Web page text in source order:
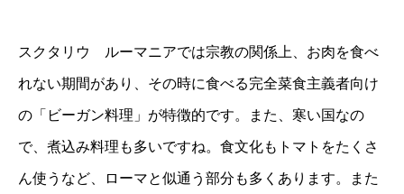
スクタリウ ルーマニアでは宗教の関係上、お肉を食べ
れない期間があり、その時に食べる完全菜食主義者向け
の「ビーガン料理」が特徴的です。また、寒い国なの
で、煮込み料理も多いですね。食文化もトマトをたくさ
ん使うなど、ローマと似通う部分も多くあります。また